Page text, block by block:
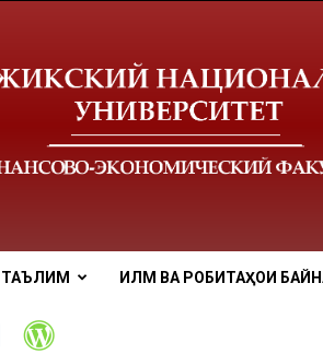
ТАЪЛИМ ИЛМ ВА РОБИТАҲОИ